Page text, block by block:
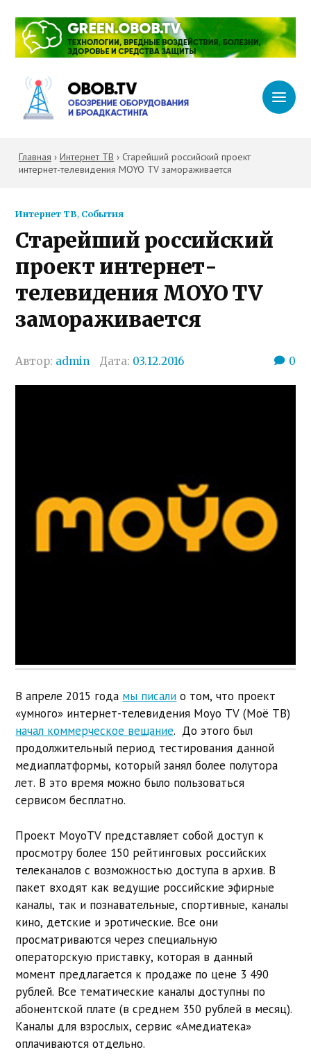
Главная › Интернет ТВ › Старейший российский проект
интернет-телевидения MOYO TV замораживается
Интернет ТВ, События
Старейший российский
проект интернет-
телевидения MOYO TV
замораживается
Автор: admin Дата: 03.12.2016 0
В апреле 2015 года мы писали о том, что проект
«умного» интернет-телевидения Moyo TV (Моё ТВ)
начал коммерческое вещание. До этого был
продолжительный период тестирования данной
медиаплатформы, который занял более полутора
лет. В это время можно было пользоваться
сервисом бесплатно.
Проект MoyoTV представляет собой доступ к
просмотру более 150 рейтинговых российских
телеканалов с возможностью доступа в архив. В
пакет входят как ведущие российские эфирные
каналы, так и познавательные, спортивные, каналы
кино, детские и эротические. Все они
просматриваются через специальную
операторскую приставку, которая в данный
момент предлагается к продаже по цене 3 490
рублей. Все тематические каналы доступны по
абонентской плате (в среднем 350 рублей в месяц).
Каналы для взрослых, сервис «Амедиатека»
оплачиваются отдельно.